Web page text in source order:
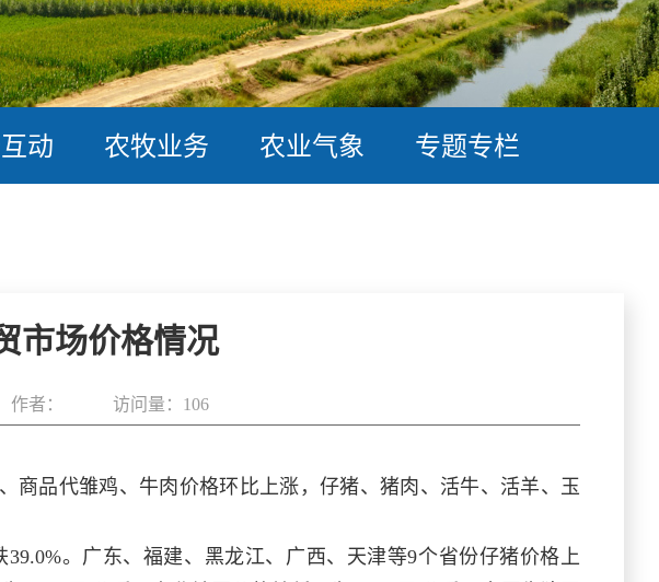
动 农牧业务 农业气象 专题专栏
市场价格情况
作者： 访问量：106
商品代雏鸡、牛肉价格环比上涨，仔猪、猪肉、活牛、活羊、玉
。广东、福建、黑龙江、广西、天津等9个省份仔猪价格上